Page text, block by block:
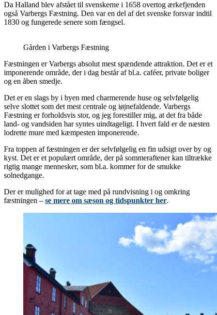
Da Halland blev afstået til svenskerne i 1658 overtog ærkefjenden
også Varbergs Fæstning. Den var en del af det svenske forsvar indtil
1830 og fungerede senere som fængsel.
Gården i Varbergs Fæstning
Fæstningen er Varbergs absolut mest spændende attraktion. Det er et
imponerende område, der i dag består af bl.a. caféer, private boliger
og en åben smedje.
Det er en slags by i byen med charmerende huse og selvfølgelig
selve slottet som det mest centrale og iøjnefaldende. Varbergs
Fæstning er forholdsvis stor, og jeg forestiller mig, at det fra både
land- og vandsiden har syntes uindtageligt. I hvert fald er de næsten
lodrette mure med kæmpesten imponerende.
Fra toppen af fæstningen er der selvfølgelig en fin udsigt over by og
kyst. Det er et populært område, der på sommeraftener kan tiltrække
rigtig mange mennesker, som bl.a. kommer for de smukke
solnedgange.
Der er mulighed for at tage med på rundvisning i og omkring
fæstningen – se mere om sæson og tidspunkter her.